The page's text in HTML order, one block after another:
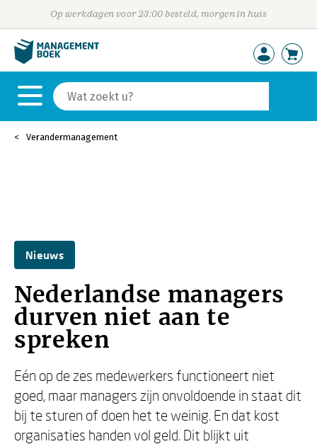
Op werkdagen voor 23:00 besteld, morgen in huis
Verandermanagement
Nieuws
Nederlandse managers
durven niet aan te
spreken
Eén op de zes medewerkers functioneert niet
goed, maar managers zijn onvoldoende in staat dit
bij te sturen of doen het te weinig. En dat kost
organisaties handen vol geld. Dit blijkt uit